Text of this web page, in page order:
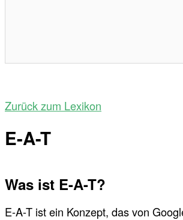
Zurück zum Lexikon
E-A-T
Was ist E-A-T?
E-A-T ist ein Konzept, das von